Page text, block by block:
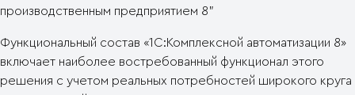
производственным предприятием 8"
Функциональный состав «1С:Комплексной автоматизации 8»
включает наиболее востребованный функционал этого
решения с учетом реальных потребностей широкого круга